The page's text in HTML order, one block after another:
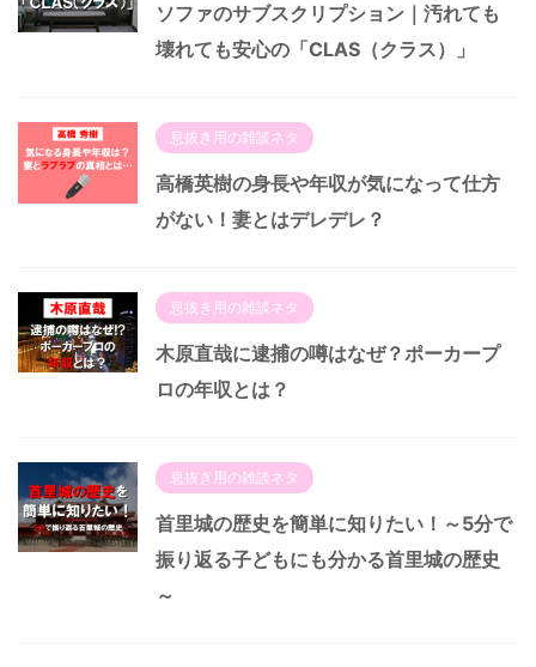
ソファのサブスクリプション｜汚れても
壊れても安心の「CLAS（クラス）」
息抜き用の雑談ネタ
高橋英樹の身長や年収が気になって仕方
がない！妻とはデレデレ？
息抜き用の雑談ネタ
木原直哉に逮捕の噂はなぜ？ポーカープ
ロの年収とは？
息抜き用の雑談ネタ
首里城の歴史を簡単に知りたい！～5分で
振り返る子どもにも分かる首里城の歴史
～